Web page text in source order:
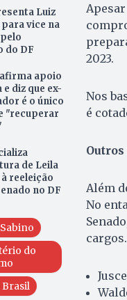
Luiz
vice na
do DF
apoio
e diz que ex-
é o único
"recuperar
de Leila
reeleição
no DF
do
Brasil
2023.
Nos
é
Além
No